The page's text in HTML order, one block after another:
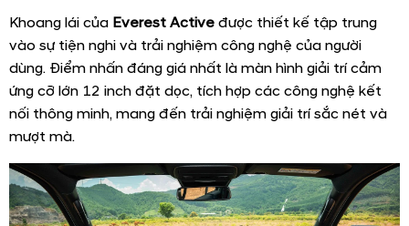
Khoang lái của Everest Active được thiết kế tập trung
vào sự tiện nghi và trải nghiệm công nghệ của người
dùng. Điểm nhấn đáng giá nhất là màn hình giải trí cảm
ứng cỡ lớn 12 inch đặt dọc, tích hợp các công nghệ kết
nối thông minh, mang đến trải nghiệm giải trí sắc nét và
mượt mà.